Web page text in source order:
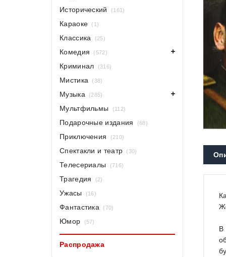
В
Исторический (161)
Караоке (1)
Классика (25)
Комедия (572)
Криминал (316)
Мистика (38)
Музыка (285)
Мультфильмы (112)
Подарочные издания (68)
Приключения (210)
Спектакли и театр (30)
Телесериалы (716)
Трагедия (2)
Ужасы (16)
Фантастика (70)
Юмор (57)
Распродажа